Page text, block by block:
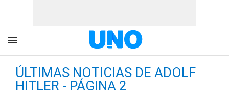
ÚLTIMAS NOTICIAS DE ADOLF
HITLER - PÁGINA 2